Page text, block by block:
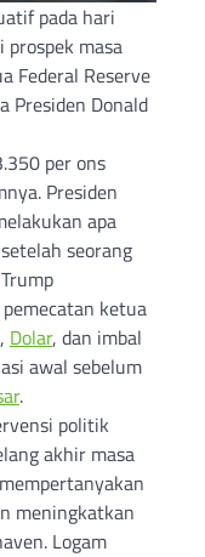
pada hari
prospek masa
Federal Reserve
Presiden Donald
per ons
Presiden
apa
seorang
ketua
Dolar, dan imbal
awal sebelum
.
politik
akhir masa
meningkatkan
Logam